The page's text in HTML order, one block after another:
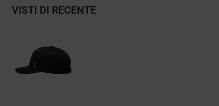
VISTI DI RECENTE